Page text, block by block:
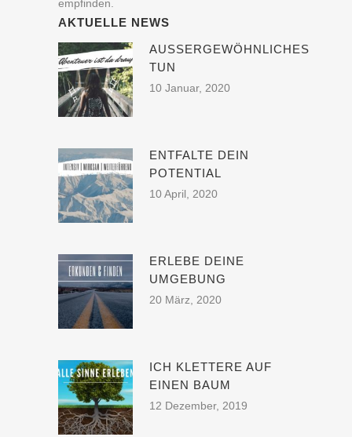
empfinden.
AKTUELLE NEWS
AUSSERGEWÖHNLICHES T
UN
10 Januar, 2020
ENTFALTE DEIN
POTENTIAL
10 April, 2020
ERLEBE DEINE
UMGEBUNG
20 März, 2020
ICH KLETTERE AUF
EINEN BAUM
12 Dezember, 2019